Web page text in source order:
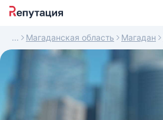
Магаданская область Магадан